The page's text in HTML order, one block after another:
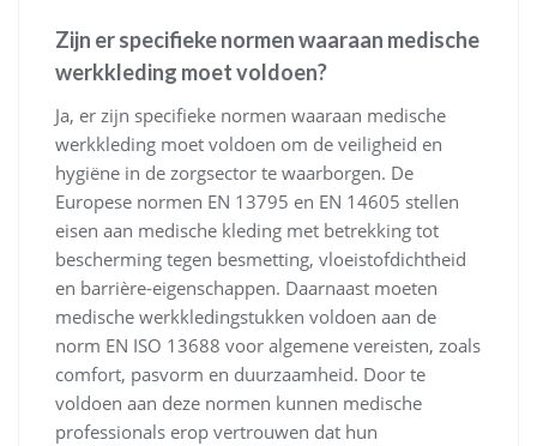
Zijn er specifieke normen waaraan medische
werkkleding moet voldoen?
Ja, er zijn specifieke normen waaraan medische
werkkleding moet voldoen om de veiligheid en
hygiëne in de zorgsector te waarborgen. De
Europese normen EN 13795 en EN 14605 stellen
eisen aan medische kleding met betrekking tot
bescherming tegen besmetting, vloeistofdichtheid
en barrière-eigenschappen. Daarnaast moeten
medische werkkledingstukken voldoen aan de
norm EN ISO 13688 voor algemene vereisten, zoals
comfort, pasvorm en duurzaamheid. Door te
voldoen aan deze normen kunnen medische
professionals erop vertrouwen dat hun